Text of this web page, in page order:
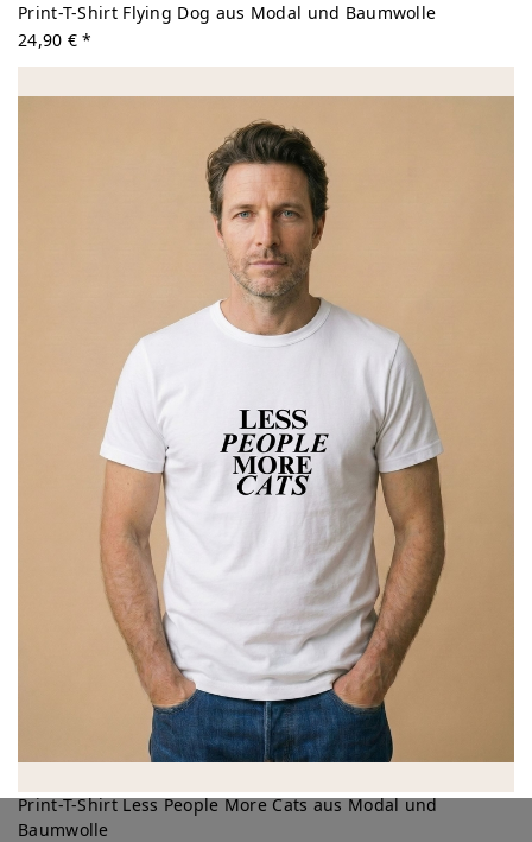
Print-T-Shirt Flying Dog aus Modal und Baumwolle
24,90 € *
Print-T-Shirt Less People More Cats aus Modal und
Baumwolle